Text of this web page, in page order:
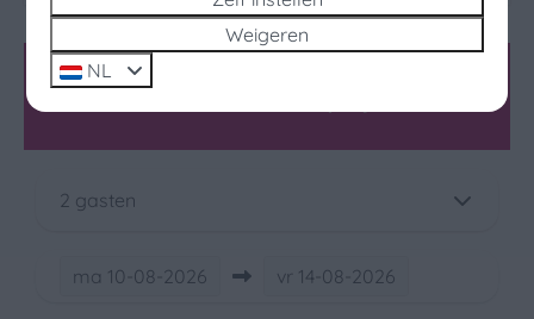
Borden
Eettafel
Verdieping: 4
Beschikbaarheid en prijs
2 gasten
ma 10-08-2026 vr 14-08-2026
Weigeren
NL